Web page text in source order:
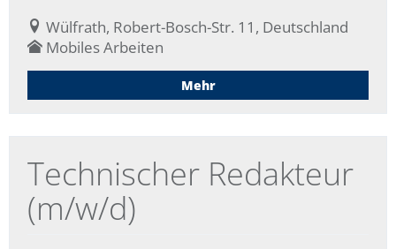
Wülfrath, Robert-Bosch-Str. 11, Deutschland
Mobiles Arbeiten
Mehr
Technischer Redakteur
(m/w/d)